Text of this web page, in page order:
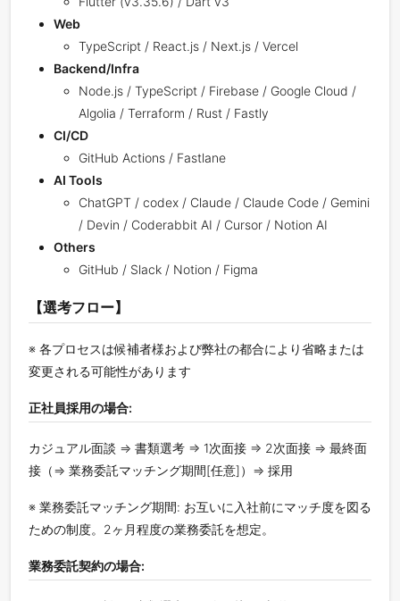
Web
TypeScript / React.js / Next.js / Vercel
Backend/Infra
Node.js / TypeScript / Firebase / Google Cloud /
Algolia / Terraform / Rust / Fastly
CI/CD
GitHub Actions / Fastlane
AI Tools
ChatGPT / codex / Claude / Claude Code / Gemini
/ Devin / Coderabbit AI / Cursor / Notion AI
Others
GitHub / Slack / Notion / Figma
【選考フロー】
※ 各プロセスは候補者様および弊社の都合により省略または
変更される可能性があります
正社員採用の場合:
カジュアル面談 ⇒ 書類選考 ⇒ 1次面接 ⇒ 2次面接 ⇒ 最終面
接（⇒ 業務委託マッチング期間[任意]）⇒ 採用
※ 業務委託マッチング期間: お互いに入社前にマッチ度を図る
ための制度。2ヶ月程度の業務委託を想定。
業務委託契約の場合: